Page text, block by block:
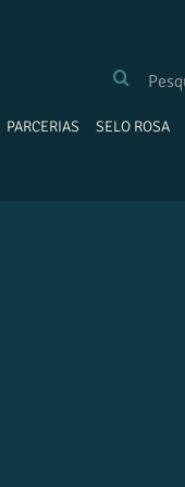
RESULTADOS
PARCERIAS SELO ROSA